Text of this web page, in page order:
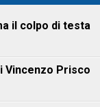
il colpo di testa
Vincenzo Prisco